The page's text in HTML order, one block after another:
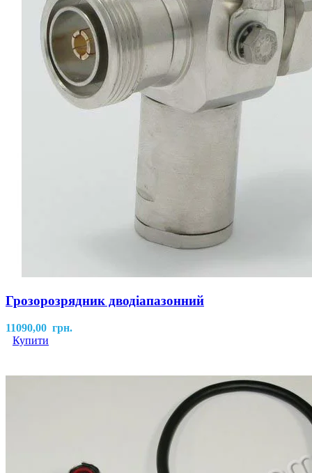
Грозорозрядник дводіапазонний
11090,00 грн.
Купити